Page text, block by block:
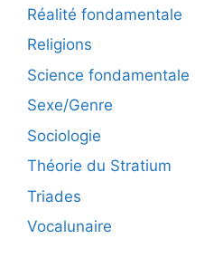
Réalité fondamentale
Religions
Science fondamentale
Sexe/Genre
Sociologie
Théorie du Stratium
Triades
Vocalunaire